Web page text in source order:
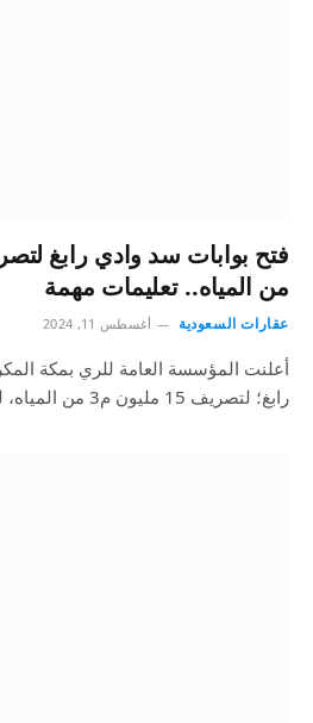
من المياه.. تعليمات مهمة
عقارات السعودية أغسطس 11, 2024
أعلنت المؤسسة العامة للري بمكة
رابغ؛ لتصريف 15 مليون م3 من المياه، لمدة 30 يومًا،…